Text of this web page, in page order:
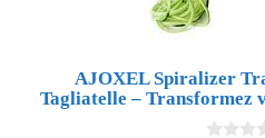
AJOXEL Spiralizer
Tagliatelle – Transformez